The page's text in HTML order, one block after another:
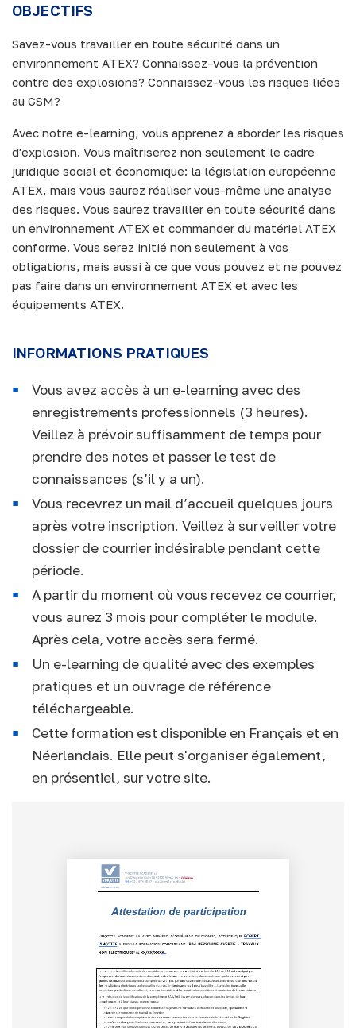
OBJECTIFS
Savez-vous travailler en toute sécurité dans un
environnement ATEX? Connaissez-vous la prévention
contre des explosions? Connaissez-vous les risques liées
au GSM?
Avec notre e-learning, vous apprenez à aborder les risques
d'explosion. Vous maîtriserez non seulement le cadre
juridique social et économique: la législation européenne
ATEX, mais vous saurez réaliser vous-même une analyse
des risques. Vous saurez travailler en toute sécurité dans
un environnement ATEX et commander du matériel ATEX
conforme. Vous serez initié non seulement à vos
obligations, mais aussi à ce que vous pouvez et ne pouvez
pas faire dans un environnement ATEX et avec les
équipements ATEX.
INFORMATIONS PRATIQUES
Vous avez accès à un e-learning avec des
enregistrements professionnels (3 heures).
Veillez à prévoir suffisamment de temps pour
prendre des notes et passer le test de
connaissances (s’il y a un).
Vous recevrez un mail d’accueil quelques jours
après votre inscription. Veillez à surveiller votre
dossier de courrier indésirable pendant cette
période.
A partir du moment où vous recevez ce courrier,
vous aurez 3 mois pour compléter le module.
Après cela, votre accès sera fermé.
Un e-learning de qualité avec des exemples
pratiques et un ouvrage de référence
téléchargeable.
Cette formation est disponible en Français et en
Néerlandais. Elle peut s'organiser également,
en présentiel, sur votre site.